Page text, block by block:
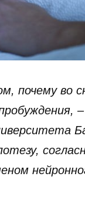
почему во
–